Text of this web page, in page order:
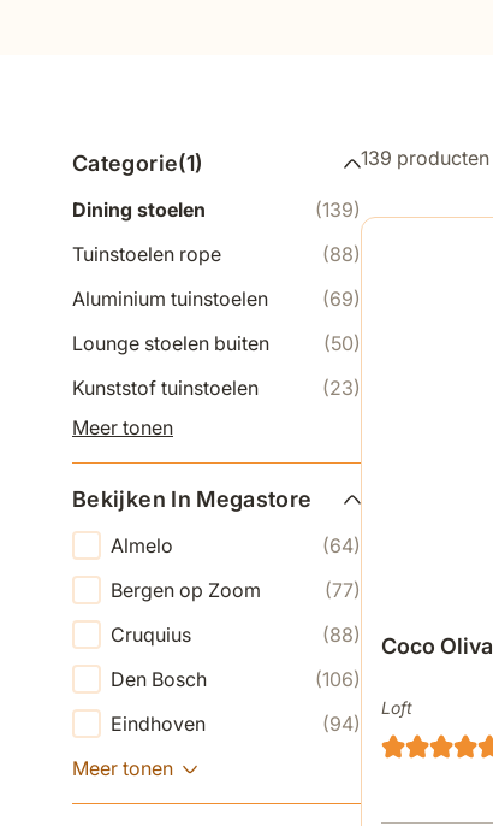
Categorie(1)
Dining stoelen
(139)
Tuinstoelen rope
(88)
Aluminium tuinstoelen
(69)
Lounge stoelen buiten
(50)
Kunststof tuinstoelen
(23)
Meer tonen
Bekijken In Megastore
Almelo
(64)
Bergen op Zoom
(77)
Cruquius
(88)
Den Bosch
(106)
Eindhoven
(94)
Meer tonen
139 producten
Coco
Loft